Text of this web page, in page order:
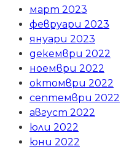
март 2023
февруари 2023
януари 2023
декември 2022
ноември 2022
октомври 2022
септември 2022
август 2022
юли 2022
юни 2022